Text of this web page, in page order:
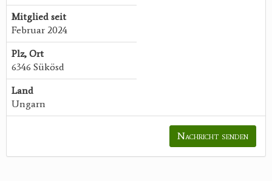
Mitglied seit
Februar 2024
Plz, Ort
6346 Sükösd
Land
Ungarn
Nachricht senden